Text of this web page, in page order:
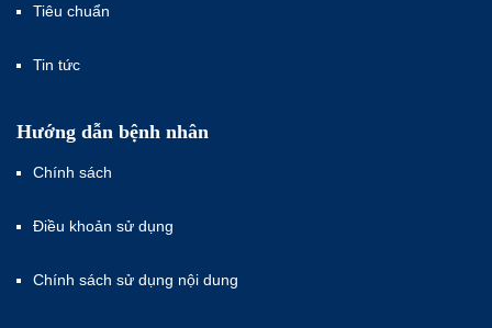
Tiêu chuẩn
Tin tức
Hướng dẫn bệnh nhân
Chính sách
Điều khoản sử dụng
Chính sách sử dụng nội dung